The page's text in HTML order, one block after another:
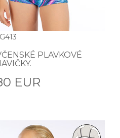
PLAVKOVÉ
EUR